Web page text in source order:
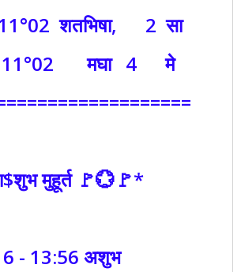
11°02 शतभिषा, 2 सा
11°02 मघा 4 मे
मुहूर्त 🚩💮🚩*
- 13:56 अशुभ